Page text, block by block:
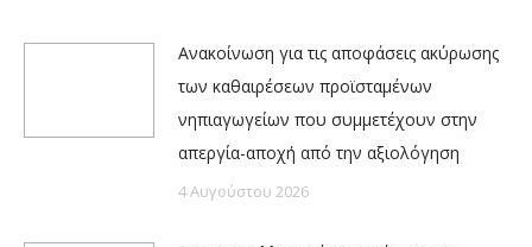
Ανακοίνωση για τις αποφάσεις ακύρωσης
των καθαιρέσεων προϊσταμένων
νηπιαγωγείων που συμμετέχουν στην
απεργία-αποχή από την αξιολόγηση
4 Αυγούστου 2026